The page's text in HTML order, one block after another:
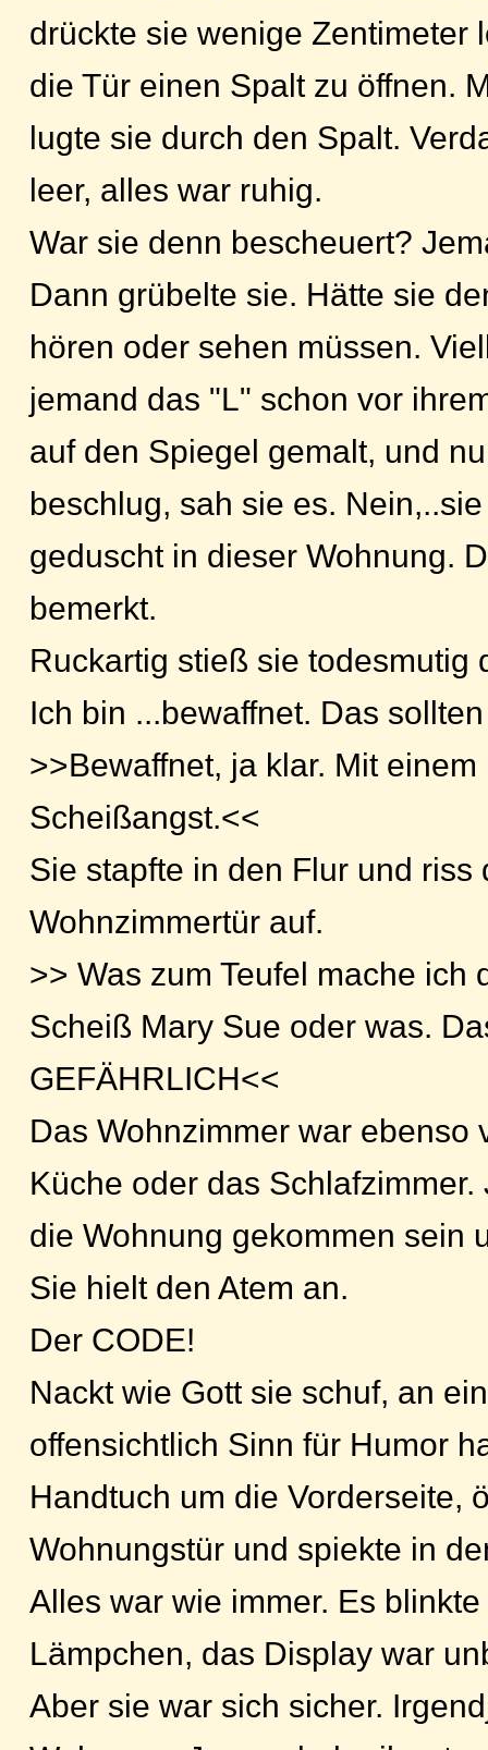
drückte sie wenige Zentimeter
die Tür einen Spalt zu öffnen.
lugte sie durch den Spalt.
leer, alles war ruhig.
War sie denn bescheuert?
Dann grübelte sie. Hätte sie
hören oder sehen müssen.
jemand das "L" schon vor
auf den Spiegel gemalt, und
beschlug, sah sie es.
geduscht in dieser Wohnung.
bemerkt.
Ruckartig stieß sie todesmutig
Ich bin ...bewaffnet. Das
>>Bewaffnet, ja klar. Mit
Scheißangst.<<
Sie stapfte in den Flur und riss
Wohnzimmertür auf.
>> Was zum Teufel mache ich
Scheiß Mary Sue oder was.
GEFÄHRLICH<<
Das Wohnzimmer war ebenso
Küche oder das
die Wohnung gekommen sein
Sie hielt den Atem an.
Der CODE!
Nackt wie Gott sie schuf, an
offensichtlich Sinn für Humor
Handtuch um die Vorderseite,
Wohnungstür und spiekte in
Alles war wie immer. Es
Lämpchen, das Display war
Aber sie war sich sicher.